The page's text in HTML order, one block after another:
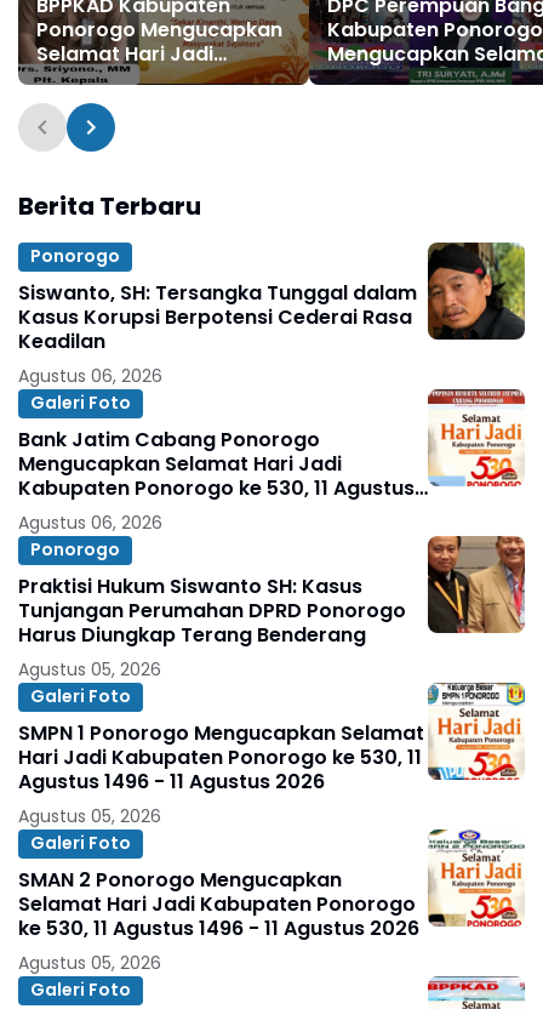
Ponorogo Mengucapkan
Selamat Hari Jadi
Kabupaten Ponorogo ke
530, 11 Agustus 1496 - 11
Agustus 2026
Kabupaten Ponorogo
Mengucapkan
dan Sukses Grebeg
Berita Terbaru
Ponorogo
Siswanto, SH: Tersangka Tunggal dalam
Kasus Korupsi Berpotensi Cederai Rasa
Keadilan
Agustus 06, 2026
Galeri Foto
Bank Jatim Cabang Ponorogo
Mengucapkan Selamat Hari Jadi
Kabupaten Ponorogo ke 530, 11 Agustus
1496 - 11 Agustus 2026
Agustus 06, 2026
Ponorogo
Praktisi Hukum Siswanto SH: Kasus
Tunjangan Perumahan DPRD Ponorogo
Harus Diungkap Terang Benderang
Agustus 05, 2026
Galeri Foto
SMPN 1 Ponorogo Mengucapkan Selamat
Hari Jadi Kabupaten Ponorogo ke 530, 11
Agustus 1496 - 11 Agustus 2026
Agustus 05, 2026
Galeri Foto
SMAN 2 Ponorogo Mengucapkan
Selamat Hari Jadi Kabupaten Ponorogo
ke 530, 11 Agustus 1496 - 11 Agustus 2026
Agustus 05, 2026
Galeri Foto